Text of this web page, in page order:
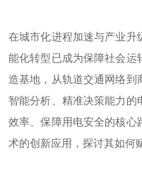
在城市化进程加速与产业升
能化转型已成为保障社会运
造基地，从轨道交通网络到
智能分析、精准决策能力的
效率、保障用电安全的核心
术的创新应用，探讨其如何